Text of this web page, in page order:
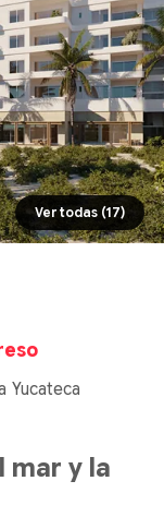
Ver todas (17)
Yucateca
mar y la